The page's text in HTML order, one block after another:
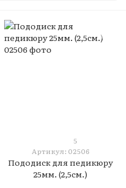
5
Артикул: 02506
Пододиск для педикюру
25мм. (2,5см.)